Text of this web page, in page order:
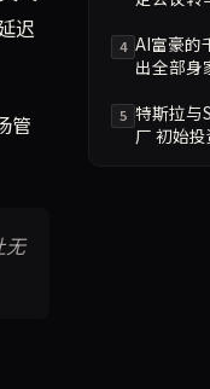
迟
管
无
4 AI富豪
出全部身
5 特斯拉与
厂 初始